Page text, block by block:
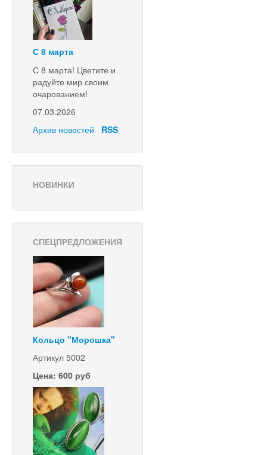
С 8 марта
С 8 марта! Цветите и
радуйте мир своим
очарованием!
07.03.2026
Архив новостей
RSS
НОВИНКИ
СПЕЦПРЕДЛОЖЕНИЯ
Кольцо "Морошка"
Артикул 5002
Цена: 600 руб